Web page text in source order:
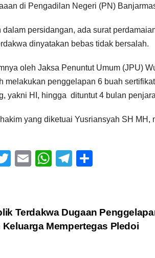
di Pengadilan Negeri (PN)
dalam persidangan, ada surat
dinyatakan bebas tidak bersalah.
oleh Jaksa Penuntut Umum (JPU)
melakukan penggelapan 6 buah
yakni HI, hingga dituntut 4 bulan
yang diketuai Yusriansyah SH
T
er
E
W
s
A
T
gr
a
e
Terdakwa Dugaan
Keluarga Mempertegas Pledoi